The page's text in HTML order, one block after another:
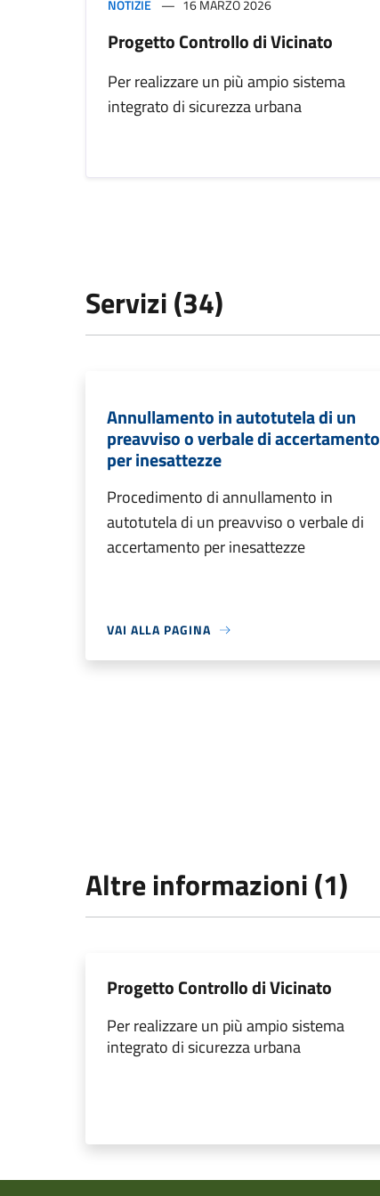
NOTIZIE 16 MARZO 2026
Progetto Controllo di Vicinato
Per realizzare un più ampio sistema
integrato di sicurezza urbana
Servizi (34)
Annullamento in autotutela di un
preavviso o verbale di accertamento
per inesattezze
Procedimento di annullamento in
autotutela di un preavviso o verbale di
accertamento per inesattezze
VAI ALLA PAGINA
Altre informazioni (1)
Progetto Controllo di Vicinato
Per realizzare un più ampio sistema
integrato di sicurezza urbana